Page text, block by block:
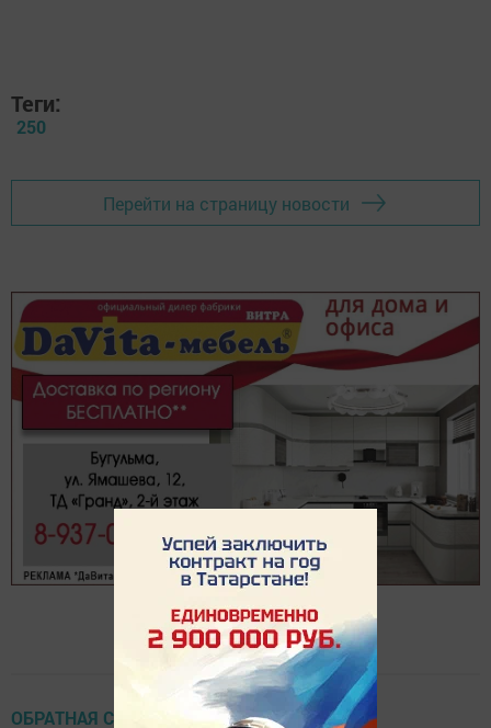
Теги:
250
Перейти на страницу новости
ОБРАТНАЯ СВЯЗЬ